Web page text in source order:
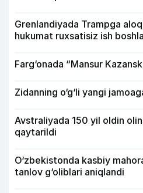
Grenlandiyada Trampga
hukumat ruxsatisiz ish
Farg‘onada “Mansur
Zidanning o‘g‘li yangi
Avstraliyada 150 yil oldin
qaytarildi
O‘zbekistonda kasbiy
tanlov g‘oliblari aniqlandi